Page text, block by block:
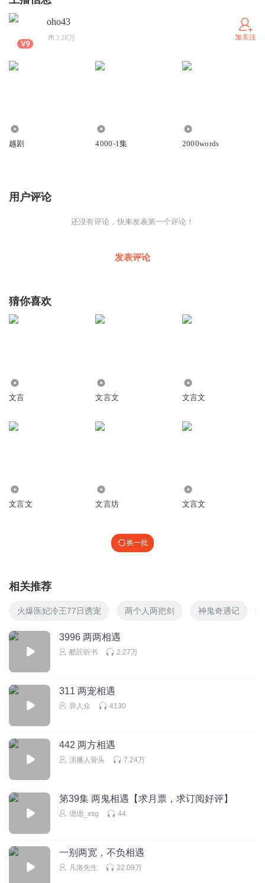
oho43
3.28万 加关注
越剧 4000-1集 2000words
用户评论
还没有评论，快来发表第一个评论！
发表评论
猜你喜欢
文言 文言文 文言文
文言文 文言坊 文言文
换一批
相关推荐
火爆医妃冷王77日诱宠 两个人两把剑 神鬼奇遇记
3996 两两相遇
酷匠听书 2.27万
311 两宠相遇
异人众 4130
442 两方相遇
演播人骨头 7.24万
第39集 两鬼相遇【求月票，求订阅好评】
偲偲_xsg 44
一别两宽，不负相遇
凡洛先生 22.09万